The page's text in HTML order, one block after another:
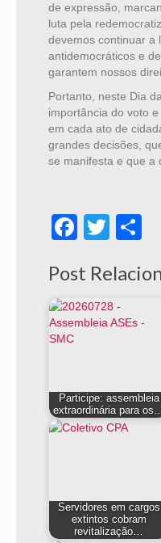
de expressão,
luta pela
devemos continuar a
antidemocráticos e
garantem nossos
Portanto, neste Dia
importância do voto
em cada ato de
grandes decisões,
se manifesta e que a
Post
Participe: assembleia
extraordinária para
Servidores em cargos
extintos cobram
revitalização…